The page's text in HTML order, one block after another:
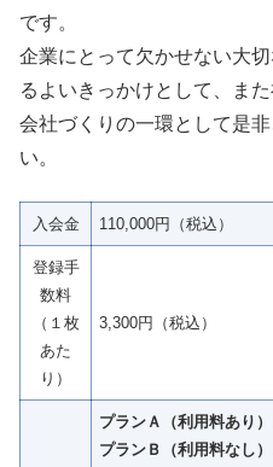
です。
企業にとって欠かせない大
るよいきっかけとして、ま
会社づくりの一環として是
い。
入会金 110,000円（税込）
登録手
数料
（１枚
あた
り）
3,300円（税込）
プランＡ（利用料あり）
プランＢ（利用料なし）